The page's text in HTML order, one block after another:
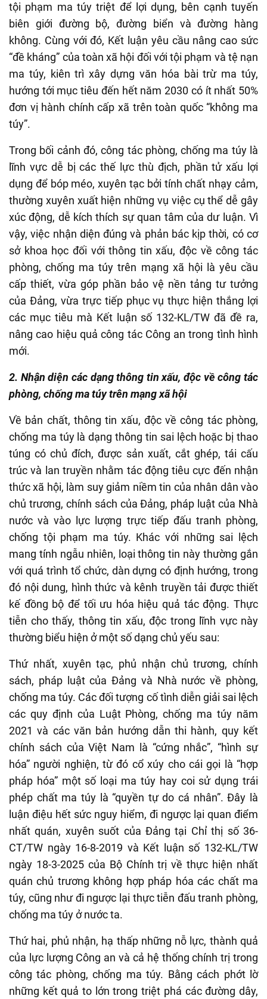
tội phạm ma túy triệt để lợi dụng, bên cạnh tuyến
biên giới đường bộ, đường biển và đường hàng
không. Cùng với đó, Kết luận yêu cầu nâng cao sức
“đề kháng” của toàn xã hội đối với tội phạm và tệ nạn
ma túy, kiên trì xây dựng văn hóa bài trừ ma túy,
hướng tới mục tiêu đến hết năm 2030 có ít nhất 50%
đơn vị hành chính cấp xã trên toàn quốc “không ma
túy”.
Trong bối cảnh đó, công tác phòng, chống ma túy là
lĩnh vực dễ bị các thế lực thù địch, phần tử xấu lợi
dụng để bóp méo, xuyên tạc bởi tính chất nhạy cảm,
thường xuyên xuất hiện những vụ việc cụ thể dễ gây
xúc động, dễ kích thích sự quan tâm của dư luận. Vì
vậy, việc nhận diện đúng và phản bác kịp thời, có cơ
sở khoa học đối với thông tin xấu, độc về công tác
phòng, chống ma túy trên mạng xã hội là yêu cầu
cấp thiết, vừa góp phần bảo vệ nền tảng tư tưởng
của Đảng, vừa trực tiếp phục vụ thực hiện thắng lợi
các mục tiêu mà Kết luận số 132-KL/TW đã đề ra,
nâng cao hiệu quả công tác Công an trong tình hình
mới.
2. Nhận diện các dạng thông tin xấu, độc về công tác
phòng, chống ma túy trên mạng xã hội
Về bản chất, thông tin xấu, độc về công tác phòng,
chống ma túy là dạng thông tin sai lệch hoặc bị thao
túng có chủ đích, được sản xuất, cắt ghép, tái cấu
trúc và lan truyền nhằm tác động tiêu cực đến nhận
thức xã hội, làm suy giảm niềm tin của nhân dân vào
chủ trương, chính sách của Đảng, pháp luật của Nhà
nước và vào lực lượng trực tiếp đấu tranh phòng,
chống tội phạm ma túy. Khác với những sai lệch
mang tính ngẫu nhiên, loại thông tin này thường gắn
với quá trình tổ chức, dàn dựng có định hướng, trong
đó nội dung, hình thức và kênh truyền tải được thiết
kế đồng bộ để tối ưu hóa hiệu quả tác động. Thực
tiễn cho thấy, thông tin xấu, độc trong lĩnh vực này
thường biểu hiện ở một số dạng chủ yếu sau:
Thứ nhất, xuyên tạc, phủ nhận chủ trương, chính
sách, pháp luật của Đảng và Nhà nước về phòng,
chống ma túy. Các đối tượng cố tình diễn giải sai lệch
các quy định của Luật Phòng, chống ma túy năm
2021 và các văn bản hướng dẫn thi hành, quy kết
chính sách của Việt Nam là “cứng nhắc”, “hình sự
hóa” người nghiện, từ đó cổ xúy cho cái gọi là “hợp
pháp hóa” một số loại ma túy hay coi sử dụng trái
phép chất ma túy là “quyền tự do cá nhân”. Đây là
luận điệu hết sức nguy hiểm, đi ngược lại quan điểm
nhất quán, xuyên suốt của Đảng tại Chỉ thị số 36-
CT/TW ngày 16-8-2019 và Kết luận số 132-KL/TW
ngày 18-3-2025 của Bộ Chính trị về thực hiện nhất
quán chủ trương không hợp pháp hóa các chất ma
túy, cũng như đi ngược lại thực tiễn đấu tranh phòng,
chống ma túy ở nước ta.
Thứ hai, phủ nhận, hạ thấp những nỗ lực, thành quả
của lực lượng Công an và cả hệ thống chính trị trong
công tác phòng, chống ma túy. Bằng cách phớt lờ
những kết quả to lớn trong triệt phá các đường dây,